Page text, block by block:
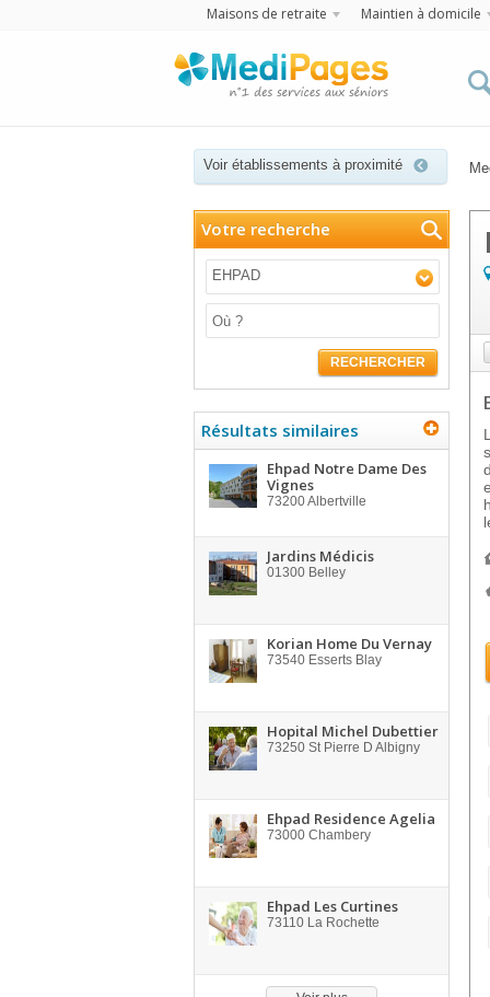
Maisons de retraite Maintien à domicile
Voir établissements à proximité
Votre recherche
EHPAD
RECHERCHER
Résultats similaires
Ehpad Notre Dame Des
Vignes
73200Albertville
Jardins Médicis
01300 Belley
Korian Home Du Vernay
73540 Esserts Blay
Hopital Michel Dubettier
73250 St Pierre D Albigny
Ehpad Residence Agelia
73000 Chambery
Ehpad Les Curtines
73110 La Rochette